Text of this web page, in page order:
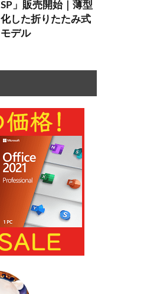
SP」販売開始｜薄型
化した折りたたみ式
モデル